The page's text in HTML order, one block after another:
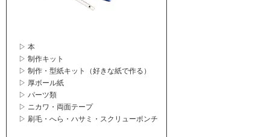
▷ 本
▷ 制作キット
▷ 制作・型紙キット（好きな紙で作る）
▷ 厚ボール紙
▷ パーツ類
▷ ニカワ・両面テープ
▷ 刷毛・へら・ハサミ・スクリューポンチ